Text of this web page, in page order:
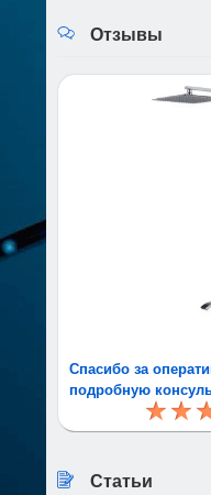
Отзывы
Спасибо за
подробную
Статьи